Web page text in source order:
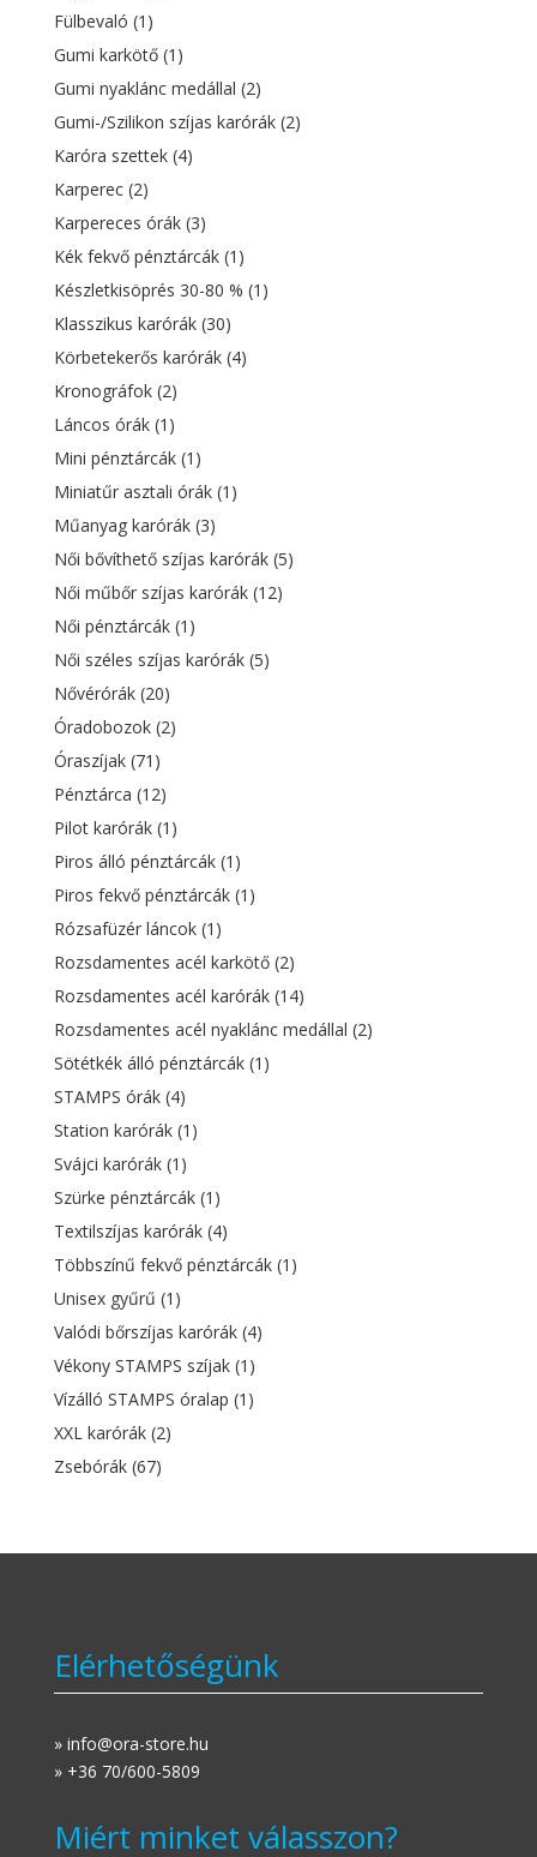
Fülbevaló (1)
Gumi karkötő (1)
Gumi nyaklánc medállal (2)
Gumi-/Szilikon szíjas karórák (2)
Karóra szettek (4)
Karperec (2)
Karpereces órák (3)
Kék fekvő pénztárcák (1)
Készletkisöprés 30-80 % (1)
Klasszikus karórák (30)
Körbetekerős karórák (4)
Kronográfok (2)
Láncos órák (1)
Mini pénztárcák (1)
Miniatűr asztali órák (1)
Műanyag karórák (3)
Női bővíthető szíjas karórák (5)
Női műbőr szíjas karórák (12)
Női pénztárcák (1)
Női széles szíjas karórák (5)
Nővérórák (20)
Óradobozok (2)
Óraszíjak (71)
Pénztárca (12)
Pilot karórák (1)
Piros álló pénztárcák (1)
Piros fekvő pénztárcák (1)
Rózsafüzér láncok (1)
Rozsdamentes acél karkötő (2)
Rozsdamentes acél karórák (14)
Rozsdamentes acél nyaklánc medállal (2)
Sötétkék álló pénztárcák (1)
STAMPS órák (4)
Station karórák (1)
Svájci karórák (1)
Szürke pénztárcák (1)
Textilszíjas karórák (4)
Többszínű fekvő pénztárcák (1)
Unisex gyűrű (1)
Valódi bőrszíjas karórák (4)
Vékony STAMPS szíjak (1)
Vízálló STAMPS óralap (1)
XXL karórák (2)
Zsebórák (67)
Elérhetőségünk
» info@ora-store.hu
» +36 70/600-5809
Miért minket válasszon?